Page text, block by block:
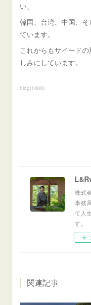
い、
韓国、台湾、中国、
ています。
これからもサイード
しみにしています。
blog(1000)
株式
事務
て人
す。
関連記事